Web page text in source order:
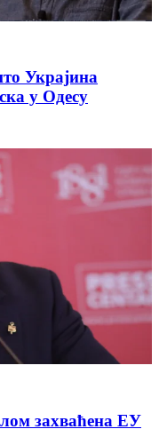
Украјина
у Одесу
захваћена ЕУ